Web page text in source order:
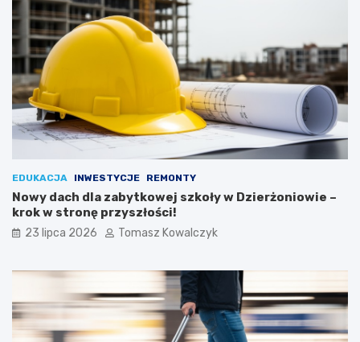
EDUKACJA INWESTYCJE REMONTY
Nowy dach dla zabytkowej szkoły w Dzierżoniowie –
krok w stronę przyszłości!
23 lipca 2026 Tomasz Kowalczyk